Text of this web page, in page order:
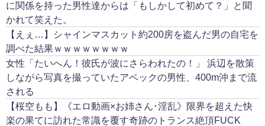
に関係を持った男性達からは「もしかして初めて？」と聞
かれて笑えた。
【えぇ…】シャインマスカット約200房を盗んだ男の自宅を
調べた結果ｗｗｗｗｗｗｗｗ
女性「たいへん！彼氏が波にさらわれたの！」 浜辺を散策
しながら写真を撮っていたアベックの男性、400m沖まで流
される
【桜空もも】《エロ動画×お姉さん･淫乱》限界を超えた快
楽の果てに訪れた常識を覆す奇跡のトランス絶頂FUCK